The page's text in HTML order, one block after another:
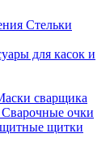
Стельки
для касок и
сварщика
Сварочные очки
щитки